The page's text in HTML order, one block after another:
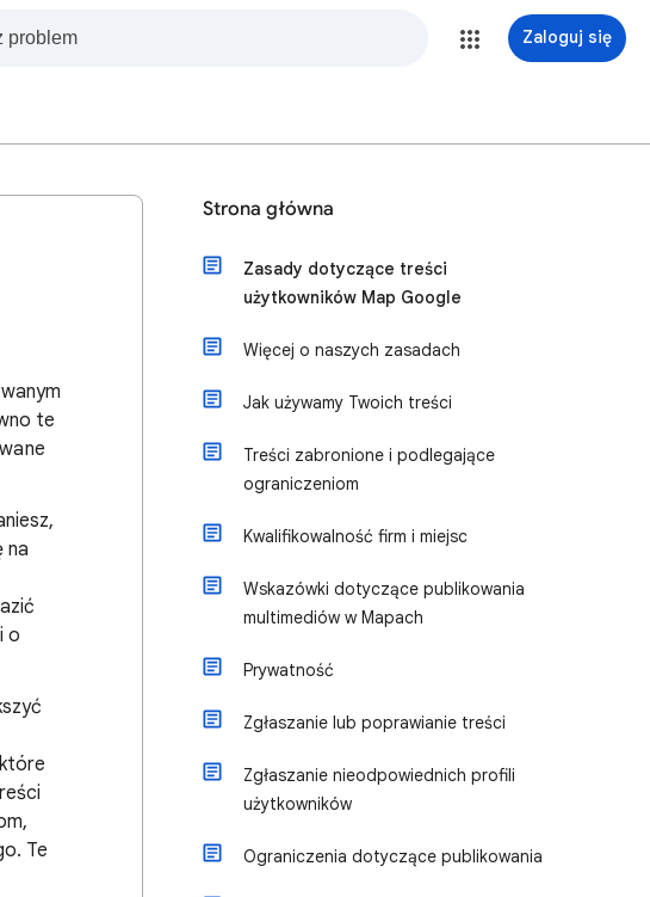
Zaloguj się
te
na
o
Te
Strona główna
Zasady dotyczące treści
użytkowników Map Google
Więcej o naszych zasadach
Jak używamy Twoich treści
Treści zabronione i podlegające
ograniczeniom
Kwalifikowalność firm i miejsc
Wskazówki dotyczące publikowania
multimediów w Mapach
Prywatność
Zgłaszanie lub poprawianie treści
Zgłaszanie nieodpowiednich profili
użytkowników
Ograniczenia dotyczące publikowania